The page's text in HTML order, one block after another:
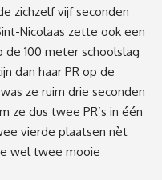
zichzelf vijf seconden
Nicolaas zette ook een
100 meter schoolslag
dan haar PR op de
ze ruim drie seconden
ze dus twee PR’s in één
vierde plaatsen nèt
wel twee mooie